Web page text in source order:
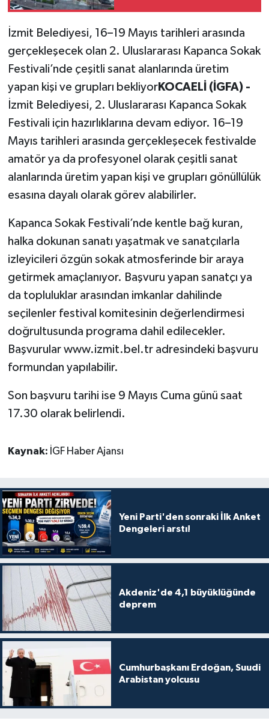
İzmit Belediyesi, 16–19 Mayıs tarihleri arasında
gerçekleşecek olan 2. Uluslararası Kapanca Sokak
Festivali’nde çeşitli sanat alanlarında üretim
yapan kişi ve grupları bekliyorKOCAELİ (İGFA) -
İzmit Belediyesi, 2. Uluslararası Kapanca Sokak
Festivali için hazırlıklarına devam ediyor. 16–19
Mayıs tarihleri arasında gerçekleşecek festivalde
amatör ya da profesyonel olarak çeşitli sanat
alanlarında üretim yapan kişi ve grupları gönüllülük
esasına dayalı olarak görev alabilirler.
Kapanca Sokak Festivali’nde kentle bağ kuran,
halka dokunan sanatı yaşatmak ve sanatçılarla
izleyicileri özgün sokak atmosferinde bir araya
getirmek amaçlanıyor. Başvuru yapan sanatçı ya
da topluluklar arasından imkanlar dahilinde
seçilenler festival komitesinin değerlendirmesi
doğrultusunda programa dahil edilecekler.
Başvurular www.izmit.bel.tr adresindeki başvuru
formundan yapılabilir.
Son başvuru tarihi ise 9 Mayıs Cuma günü saat
17.30 olarak belirlendi.
Kaynak: İGF Haber Ajansı
Yeni Parti'den sonraki İlk Anket
Dengeleri arstı!
Akdeniz'de 4,1 büyüklüğünde
deprem
Cumhurbaşkanı Erdoğan, Suudi
Arabistan yolcusu